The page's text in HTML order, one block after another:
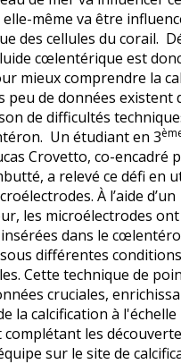
même va être
des cellules du corail.
cœlentérique est
mieux comprendre la
peu de données existent
de difficultés
Un étudiant en 3
Crovetto, co-encadré
a relevé ce défi en
À l’aide d’un
les microélectrodes
dans le
différentes conditions
Cette technique de
cruciales,
la calcification à l'échelle
les
sur le site de